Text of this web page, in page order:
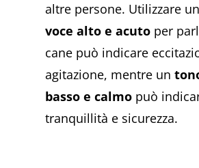
altre persone. Utilizzare
voce alto e acuto per
cane può indicare
agitazione, mentre un
basso e calmo può
tranquillità e sicurezza.